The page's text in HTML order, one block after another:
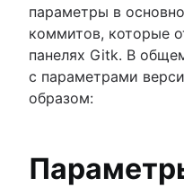
параметры в
коммитов, которые
панелях Gitk. В
с параметрами
образом: